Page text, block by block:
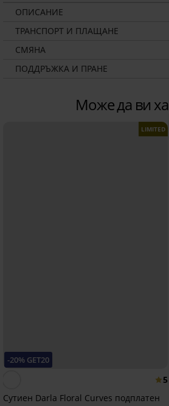
ОПИСАНИЕ
ТРАНСПОРТ И ПЛАЩАНЕ
СМЯНА
ПОДДРЪЖКА И ПРАНЕ
Може да ви
-20% GET20
LIMITED
5
Сутиен Darla Floral Curves подплатен